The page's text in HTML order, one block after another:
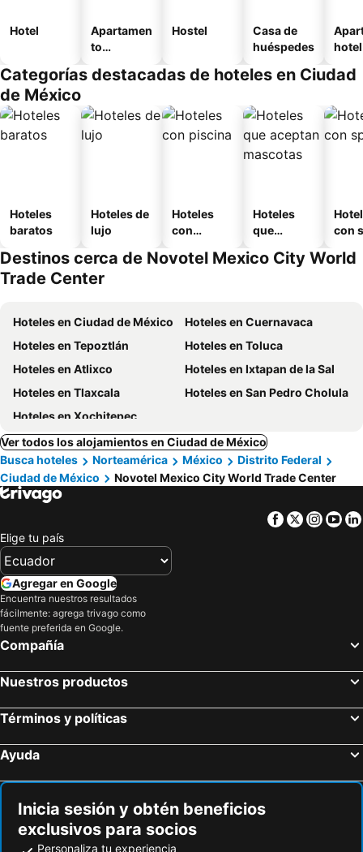
Hotel
Apartamen
to
o
Hostel
Casa de
huéspedes
hotel
Categorías destacadas de hoteles en Ciudad
de México
Hoteles
baratos
Hoteles de
lujo
Hoteles
con
Hoteles
que
mascotas
con
Destinos cerca de Novotel Mexico City World
Trade Center
Hoteles en Ciudad de México
Hoteles en Cuernavaca
Hoteles en Tepoztlán
Hoteles en Toluca
Hoteles en Atlixco
Hoteles en Ixtapan de la Sal
Hoteles en Tlaxcala
Hoteles en San Pedro Cholula
Hoteles en Xochitepec
Ver todos los alojamientos en Ciudad de México
Busca hoteles
Norteamérica México
Distrito Federal
Ciudad de México
Novotel Mexico City World Trade Center
Facebook
Twitter
Elige tu país
Agregar en Google
Encuentra nuestros resultados
fácilmente: agrega trivago como
fuente preferida en Google.
Compañía
Nuestros productos
Términos y políticas
Ayuda
Inicia sesión y obtén beneficios
exclusivos para socios
Personaliza tu experiencia